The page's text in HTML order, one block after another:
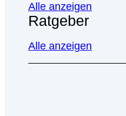
Alle anzeigen
Ratgeber
Alle anzeigen